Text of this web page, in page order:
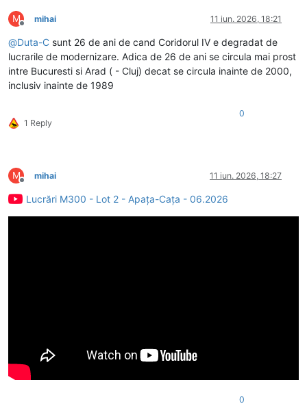
M
Deconectat
mihai 11 iun. 2026, 18:21
@Duta-C sunt 26 de ani de cand Coridorul IV e degradat de
lucrarile de modernizare. Adica de 26 de ani se circula mai prost
intre Bucuresti si Arad ( - Cluj) decat se circula inainte de 2000,
inclusiv inainte de 1989
1 Reply
0
M
Deconectat
mihai 11 iun. 2026, 18:27
Lucrări M300 - Lot 2 - Apața-Cața - 06.2026
0